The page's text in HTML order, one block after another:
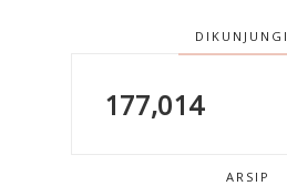
DIKUNJUNGI
177,014
ARSIP